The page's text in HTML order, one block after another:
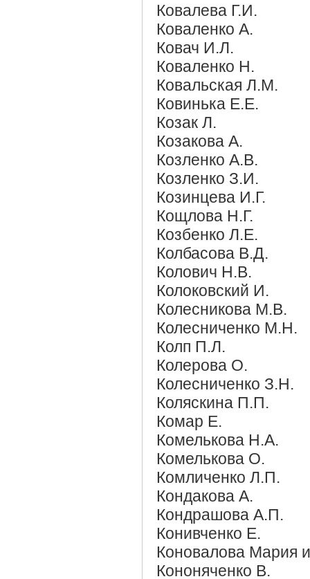
Ковалева Г.И.
Коваленко А.
Ковач И.Л.
Коваленко Н.
Ковальская Л.М.
Ковинька Е.Е.
Козак Л.
Козакова А.
Козленко А.В.
Козленко З.И.
Козинцева И.Г.
Кощлова Н.Г.
Козбенко Л.Е.
Колбасова В.Д.
Колович Н.В.
Колоковский И.
Колесникова М.В.
Колесниченко М.Н.
Колп П.Л.
Колерова О.
Колесниченко З.Н.
Коляскина П.П.
Комар Е.
Комелькова Н.А.
Комелькова О.
Комличенко Л.П.
Кондакова А.
Кондрашова А.П.
Конивченко Е.
Коновалова Мария
Кононяченко В.